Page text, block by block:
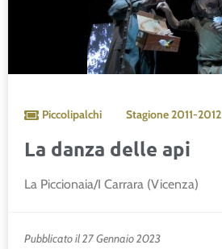
Piccolipalchi Stagione2011-2012
La danza delle api
La Piccionaia/I Carrara (Vicenza)
Pubblicato il 27 Gennaio 2023